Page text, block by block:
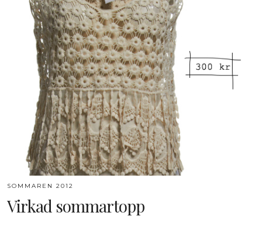
SOMMAREN 2012
Virkad sommartopp